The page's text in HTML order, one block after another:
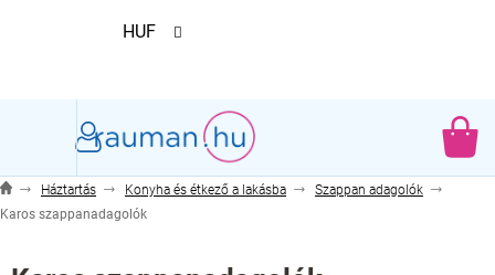
HUF
Háztartás Konyha és étkező a lakásba
Szappan adagolók
Karos szappanadagolók